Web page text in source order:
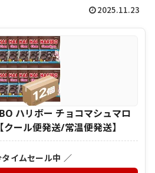
2025.11.23
ハリボー チョコマシュマロ
ール便発送/常温便発送】
イムセール中 ／